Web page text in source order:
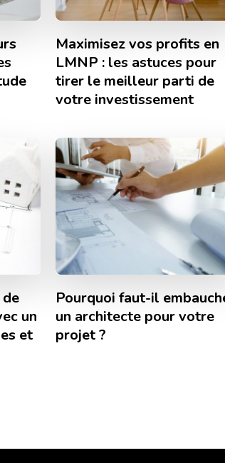
Maximisez vos profits en
LMNP : les astuces pour
tirer le meilleur parti de
votre investissement
un
et
Pourquoi faut-il
un architecte pour votre
projet ?